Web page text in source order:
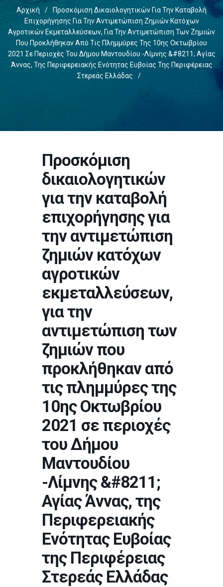
Αρχική /
Προσκόμιση Δικαιολογητικών Για Την Καταβολή
Επιχορήγησης Για Την Αντιμετώπιση Ζημιών Κατόχων
Αγροτικών Εκμεταλλεύσεων, Για Την Αντιμετώπιση Των Ζημιών
Που Προκλήθηκαν Από Τις Πλημμύρες Της 10ης Οκτωβρίου
2021 Σε Περιοχές Του Δήμου Μαντουδίου -Λίμνης &#8211; Αγίας
Άννας, Της Περιφερειακής Ενότητας Ευβοίας Της Περιφέρειας
Στερεάς Ελλάδας
/
Προσκόμιση
δικαιολογητικών
για την καταβολή
επιχορήγησης για
την αντιμετώπιση
ζημιών κατόχων
αγροτικών
εκμεταλλεύσεων,
για την
αντιμετώπιση των
ζημιών που
προκλήθηκαν από
τις πλημμύρες της
10ης Οκτωβρίου
2021 σε περιοχές
του Δήμου
Μαντουδίου
-Λίμνης &#8211;
Αγίας Άννας, της
Περιφερειακής
Ενότητας Ευβοίας
της Περιφέρειας
Στερεάς Ελλάδας